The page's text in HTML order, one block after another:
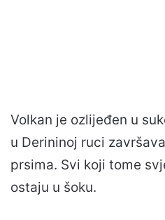
Volkan je ozlijeđen u
u Derininoj ruci
prsima. Svi koji tome
ostaju u šoku.